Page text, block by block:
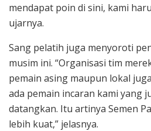
mendapat poin di sini, kami
ujarnya.
Sang pelatih juga menyoroti
musim ini. “Organisasi tim
pemain asing maupun lokal
ada pemain incaran kami yang
datangkan. Itu artinya Semen
lebih kuat,” jelasnya.